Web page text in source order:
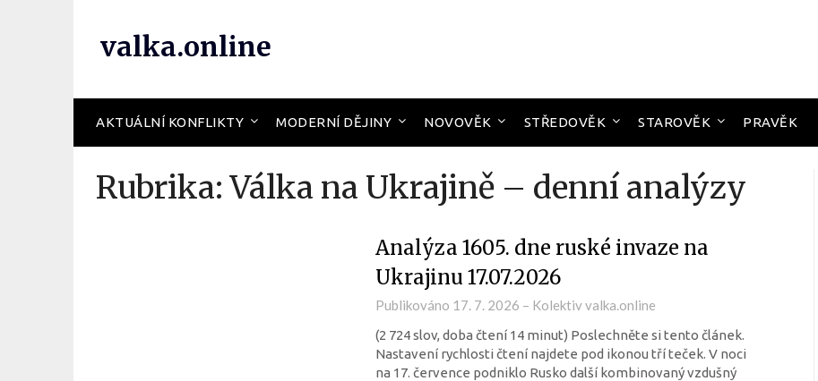
valka.online
AKTUÁLNÍ KONFLIKTY MODERNÍ DĚJINY NOVOVĚK STŘEDOVĚK STAROVĚK PRAVĚK
Rubrika:Válka na Ukrajině – denní analýzy
Analýza 1605. dne ruské invaze na
Ukrajinu 17.07.2026
Publikováno 17. 7. 2026 – Kolektiv valka.online
(2 724 slov, doba čtení 14 minut) Poslechněte si tento článek.
Nastavení rychlosti čtení najdete pod ikonou tří teček. V noci
na 17. července podniklo Rusko další kombinovaný vzdušný